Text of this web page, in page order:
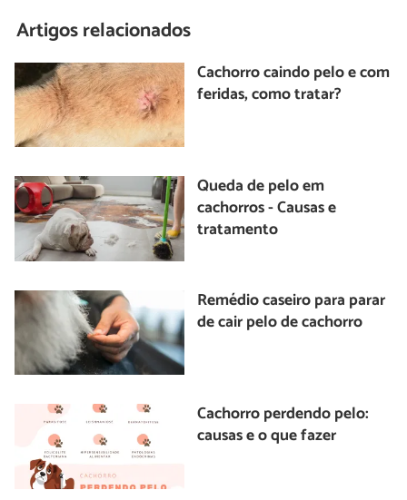
Artigos relacionados
Cachorro caindo pelo e com
feridas, como tratar?
Queda de pelo em
cachorros - Causas e
tratamento
Remédio caseiro para parar
de cair pelo de cachorro
Cachorro perdendo pelo:
causas e o que fazer